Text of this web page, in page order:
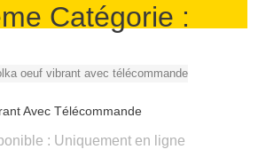
Catégorie :
Avec Télécommande
: Uniquement en ligne